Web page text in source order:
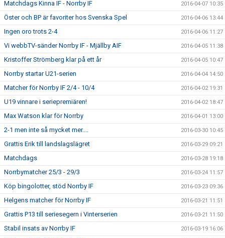
Matchdags Kinna IF - Norrby IF 2016-04-07 10:35
Öster och BP är favoriter hos Svenska Spel 2016-04-06 13:44
Ingen oro trots 2-4 2016-04-06 11:27
Vi webbTV-sänder Norrby IF - Mjällby AIF 2016-04-05 11:38
Kristoffer Strömberg klar på ett år 2016-04-05 10:47
Norrby startar U21-serien 2016-04-04 14:50
Matcher för Norrby IF 2/4 - 10/4 2016-04-02 19:31
U19 vinnare i seriepremiären! 2016-04-02 18:47
Max Watson klar för Norrby 2016-04-01 13:00
2-1 men inte så mycket mer.... 2016-03-30 10:45
Grattis Erik till landslagslägret 2016-03-29 09:21
Matchdags 2016-03-28 19:18
Norrbymatcher 25/3 - 29/3 2016-03-24 11:57
Köp bingolotter, stöd Norrby IF 2016-03-23 09:36
Helgens matcher för Norrby IF 2016-03-21 11:51
Grattis P13 till seriesegern i Vinterserien 2016-03-21 11:50
Stabil insats av Norrby IF 2016-03-19 16:06